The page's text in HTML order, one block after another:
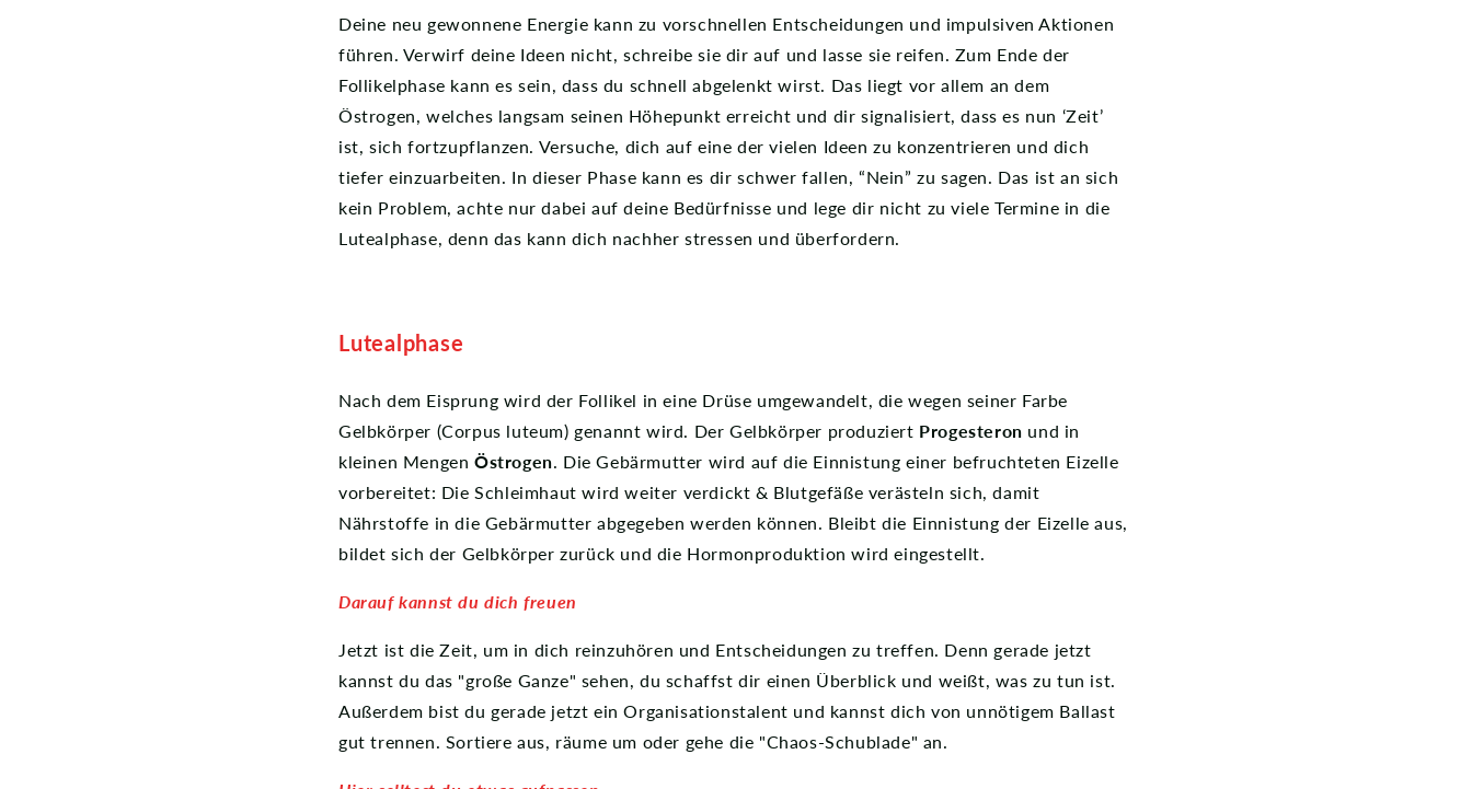
Deine neu gewonnene Energie kann zu vorschnellen Entscheidungen und impulsiven Aktionen
führen. Verwirf deine Ideen nicht, schreibe sie dir auf und lasse sie reifen. Zum Ende der
Follikelphase kann es sein, dass du schnell abgelenkt wirst. Das liegt vor allem an dem
Östrogen, welches langsam seinen Höhepunkt erreicht und dir signalisiert, dass es nun ‘Zeit’
ist, sich fortzupflanzen. Versuche, dich auf eine der vielen Ideen zu konzentrieren und dich
tiefer einzuarbeiten. In dieser Phase kann es dir schwer fallen, “Nein” zu sagen. Das ist an sich
kein Problem, achte nur dabei auf deine Bedürfnisse und lege dir nicht zu viele Termine in die
Lutealphase, denn das kann dich nachher stressen und überfordern.
Lutealphase
Nach dem Eisprung wird der Follikel in eine Drüse umgewandelt, die wegen seiner Farbe
Gelbkörper (Corpus luteum) genannt wird. Der Gelbkörper produziert Progesteron und in
kleinen Mengen Östrogen. Die Gebärmutter wird auf die Einnistung einer befruchteten Eizelle
vorbereitet: Die Schleimhaut wird weiter verdickt & Blutgefäße verästeln sich, damit
Nährstoffe in die Gebärmutter abgegeben werden können. Bleibt die Einnistung der Eizelle aus,
bildet sich der Gelbkörper zurück und die Hormonproduktion wird eingestellt.
Darauf kannst du dich freuen
Jetzt ist die Zeit, um in dich reinzuhören und Entscheidungen zu treffen. Denn gerade jetzt
kannst du das "große Ganze" sehen, du schaffst dir einen Überblick und weißt, was zu tun ist.
Außerdem bist du gerade jetzt ein Organisationstalent und kannst dich von unnötigem Ballast
gut trennen. Sortiere aus, räume um oder gehe die "Chaos-Schublade" an.